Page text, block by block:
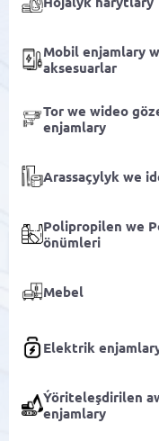
Mobil enjamlary
aksesuarlar
Tor we wideo
enjamlary
Arassaçylyk we
Polipropilen we
önümleri
Mebel
Elektrik
Ýöriteleşdirilen
enjamlary